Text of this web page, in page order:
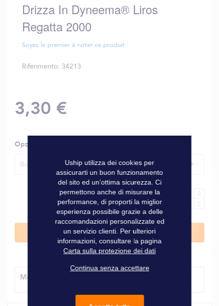
di
immagini
Drizza In Dyneema® Liros
Regatta 2000
Soyez le premier à noter ce produit
Riferimento 34213
3,30 €
Opzioni
Bianco - 6 mm
Aggiungi al Carrello
Modalità di consegna
Uship utilizza dei cookies per
assicurarti un buon funzionamento
del sito ed un’ottima sicurezza. Ci
permettono anche di misurare la
performance, di proporti la miglior
esperienza possibile grazie a delle
raccomandazioni personalizzate ed
un servizio clienti. Per ulteriori
informazioni, consultare la pagina
Carta sulla protezione dei dati
Continua senza accettare